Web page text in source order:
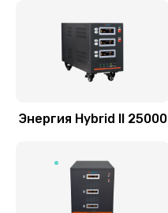
Энергия Hybrid II 25000